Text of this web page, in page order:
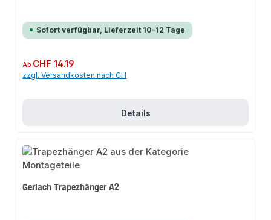
Sofort verfügbar, Lieferzeit 10-12 Tage
Regulärer Preis:
Ab CHF 14.19
zzgl. Versandkosten nach CH
Details
Gerlach Trapezhänger A2